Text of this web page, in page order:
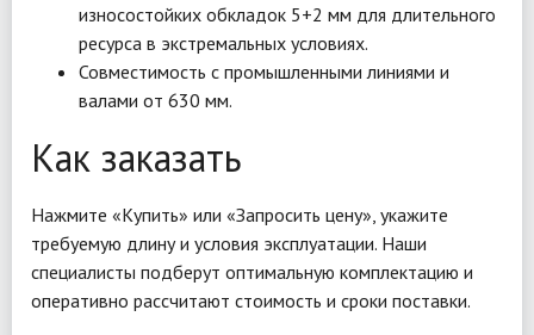
износостойких обкладок 5+2 мм для длительного
ресурса в экстремальных условиях.
Совместимость с промышленными линиями и
валами от 630 мм.
Как заказать
Нажмите «Купить» или «Запросить цену», укажите
требуемую длину и условия эксплуатации. Наши
специалисты подберут оптимальную комплектацию и
оперативно рассчитают стоимость и сроки поставки.